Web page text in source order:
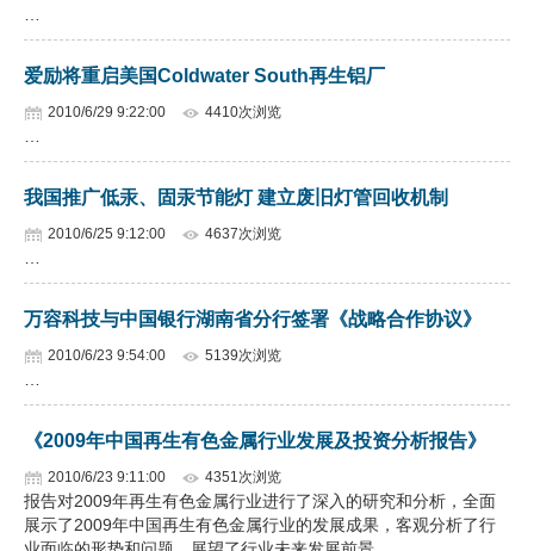
爱励将重启美国Coldwater South再生铝厂
2010/6/29 9:22:00 4410次浏览
我国推广低汞、固汞节能灯 建立废旧灯管回收机制
2010/6/25 9:12:00 4637次浏览
万容科技与中国银行湖南省分行签署《战略合作协议》
2010/6/23 9:54:00 5139次浏览
《2009年中国再生有色金属行业发展及投资分析报告》
2010/6/23 9:11:00 4351次浏览
报告对2009年再生有色金属行业进行了深入的研究和分析，全面
展示了2009年中国再生有色金属行业的发展成果，客观分析了行